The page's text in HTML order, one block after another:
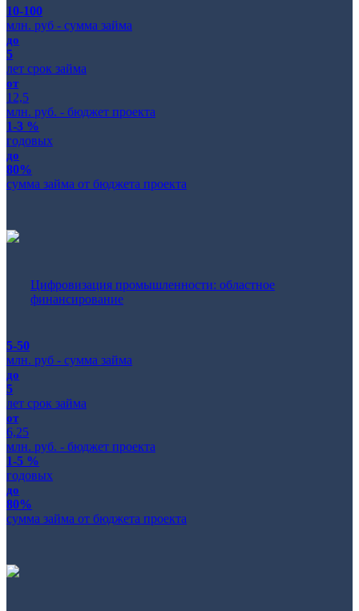
10-100
млн. руб - сумма займа
до
5
лет срок займа
от
12,5
млн. руб. - бюджет проекта
1-3 %
годовых
до
80%
сумма займа от бюджета проекта
Цифровизация промышленности: областное
финансирование
5-50
млн. руб - сумма займа
до
5
лет срок займа
от
6,25
млн. руб. - бюджет проекта
1-5 %
годовых
до
80%
сумма займа от бюджета проекта